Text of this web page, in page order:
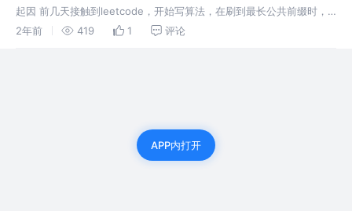
起因 前几天接触到leetcode，开始写算法，在刷到最长公共前缀时，
想到了一种奇怪的解法，所以记录下来。 题目描述 题解 这是一个比较
2年前 419 1 评论
APP内打开